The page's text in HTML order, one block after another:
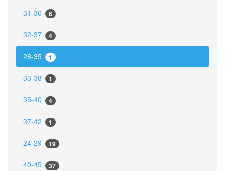
31-36 6
32-37 4
28-35 1
33-38 1
35-40 4
37-42 1
24-29 19
40-45 37